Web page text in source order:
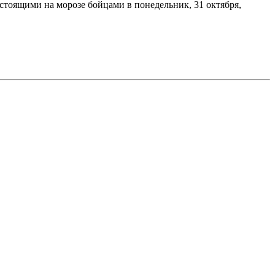
на морозе бойцами в понедельник, 31 октября,